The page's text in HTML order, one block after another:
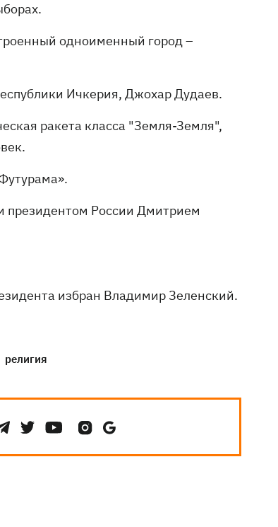
одноименный город –
Ичкерия, Джохар Дудаев.
ракета класса "Земля-Земля",
президентом России Дмитрием
избран Владимир Зеленский.
религия